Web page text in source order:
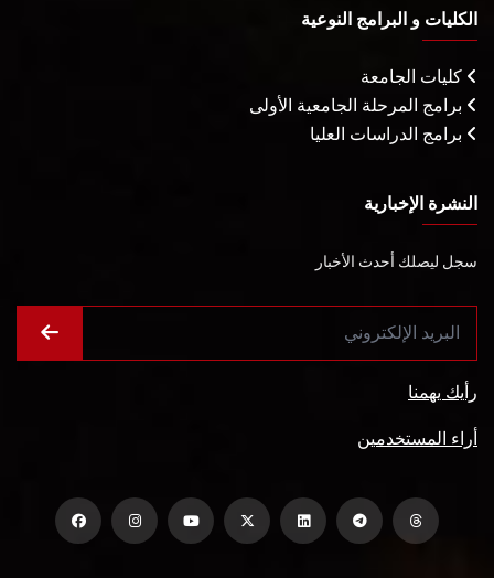
الكليات و البرامج النوعية
كليات الجامعة
برامج المرحلة الجامعية الأولى
برامج الدراسات العليا
النشرة الإخبارية
سجل ليصلك أحدث الأخبار
رأيك يهمنا
أراء المستخدمين